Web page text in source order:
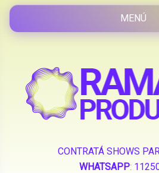
CONTRATÁ SHOWS
WHATSAPP: